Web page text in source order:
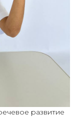
развитие